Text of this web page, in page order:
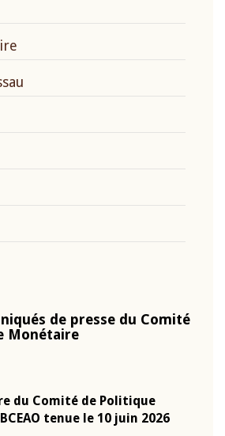
de presse du Comité
Monétaire
du Comité de Politique
tenue le 10 juin 2026